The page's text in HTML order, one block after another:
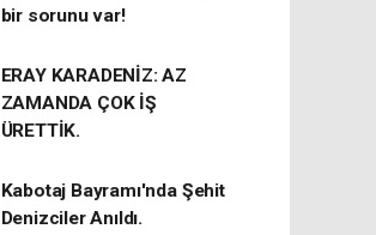
bir sorunu var!
ERAY KARADENİZ: AZ
ZAMANDA ÇOK İŞ
ÜRETTİK.
Kabotaj Bayramı'nda Şehit
Denizciler Anıldı.